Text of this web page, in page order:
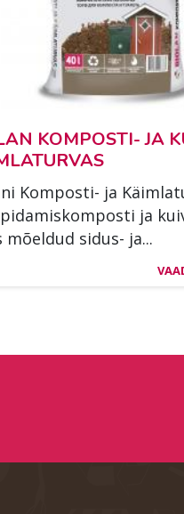
KOM­POS­TI- JA
Kom­pos­ti- ja
ja
mõel­dud si­dus- ja...